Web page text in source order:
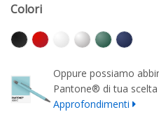
Colori
Oppure possiamo
Pantone® di tua
Approfondimenti